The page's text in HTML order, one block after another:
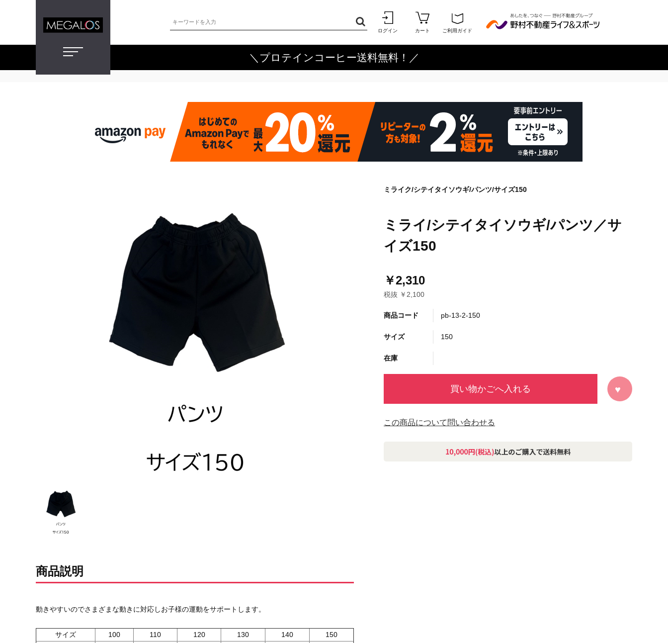
ログイン カート ご利用ガイド
＼プロテインコーヒー送料無料！／
商品説明
動きやすいのでさまざまな動きに対応しお子様の運動をサポートします。
サイズ 100 110 120 130 140
150
ミライク/シテイタイソウギ/パンツ/サイズ150
ミライ/シテイタイソウギ/パンツ／サ
イズ150
￥2,310
税抜 ￥2,100
商品コード pb-13-2-150
サイズ 150
在庫
買い物かごへ入れる
この商品について問い合わせる